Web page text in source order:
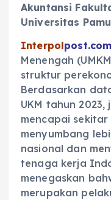
Akuntansi
Universitas
Interpol
Menengah
struktur
Berdasarkan
UKM tahun 2023,
mencapai sekitar
menyumbang
nasional dan
tenaga kerja
menegaskan
merupakan